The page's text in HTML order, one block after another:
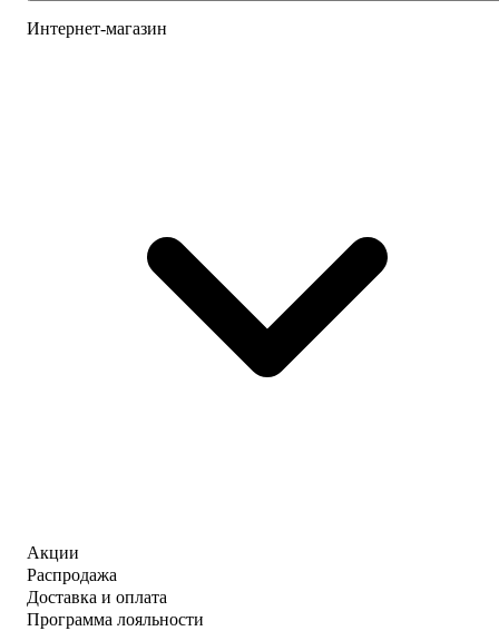
Интернет-магазин
Акции
Распродажа
Доставка и оплата
Программа лояльности